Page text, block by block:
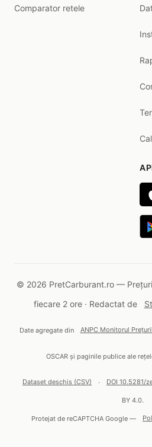
Comparator retele
© 2026 PretCarburant.ro —
fiecare 2 ore · Redactat de
Date agregate din ANPC Monitorul
OSCAR și paginile publice ale
Dataset deschis (CSV) · DOI 10.5281/
BY 4.0.
Protejat de reCAPTCHA Google —